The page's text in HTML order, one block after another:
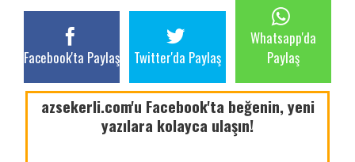
Facebook'ta Paylaş Twitter'da Paylaş
Whatsapp'da
Paylaş
azsekerli.com'u Facebook'ta beğenin, yeni
yazılara kolayca ulaşın!